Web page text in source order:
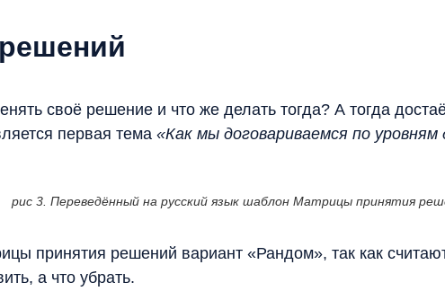
своё решение и что же делать тогда? А тогда
первая тема «Как мы договариваемся по уровням
рис 3. Переведённый на русский язык шаблон Матрицы принятия
принятия решений вариант «Рандом», так как
а что убрать.